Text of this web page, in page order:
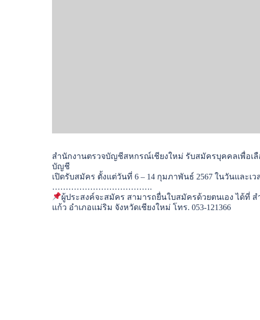
สำนักงานตรวจบัญชีสหกรณ์เชียงใหม่ รับสมัครบุคคลเพื่อเ
บัญชี
เปิดรับสมัคร ตั้งแต่วันที่ 6 – 14 กุมภาพันธ์ 2567 ในวันและเว
……………………………….
ผู้ประสงค์จะสมัคร สามารถยื่นใบสมัครด้วยตนเอง ได้ที่
แก้ว อำเภอแม่ริม จังหวัดเชียงใหม่ โทร. 053-121366